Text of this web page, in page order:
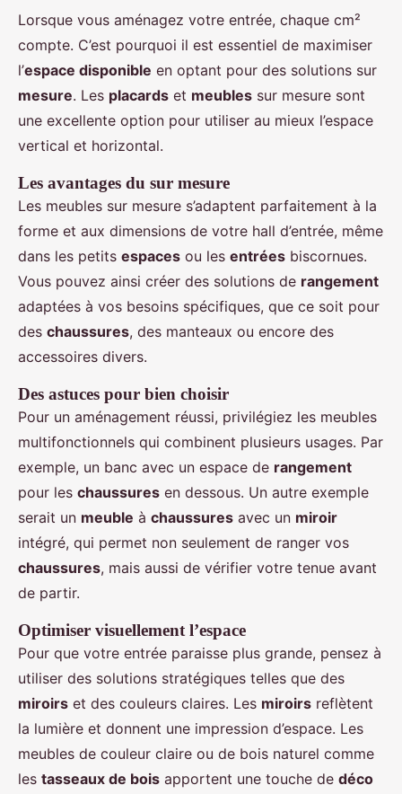
Lorsque vous aménagez votre entrée, chaque cm²
compte. C’est pourquoi il est essentiel de maximiser
l’espace disponible en optant pour des solutions sur
mesure. Les placards et meubles sur mesure sont
une excellente option pour utiliser au mieux l’espace
vertical et horizontal.
Les avantages du sur mesure
Les meubles sur mesure s’adaptent parfaitement à la
forme et aux dimensions de votre hall d’entrée, même
dans les petits espaces ou les entrées biscornues.
Vous pouvez ainsi créer des solutions de rangement
adaptées à vos besoins spécifiques, que ce soit pour
des chaussures, des manteaux ou encore des
accessoires divers.
Des astuces pour bien choisir
Pour un aménagement réussi, privilégiez les meubles
multifonctionnels qui combinent plusieurs usages. Par
exemple, un banc avec un espace de rangement
pour les chaussures en dessous. Un autre exemple
serait un meuble à chaussures avec un miroir
intégré, qui permet non seulement de ranger vos
chaussures, mais aussi de vérifier votre tenue avant
de partir.
Optimiser visuellement l’espace
Pour que votre entrée paraisse plus grande, pensez à
utiliser des solutions stratégiques telles que des
miroirs et des couleurs claires. Les miroirs reflètent
la lumière et donnent une impression d’espace. Les
meubles de couleur claire ou de bois naturel comme
les tasseaux de bois apportent une touche de déco